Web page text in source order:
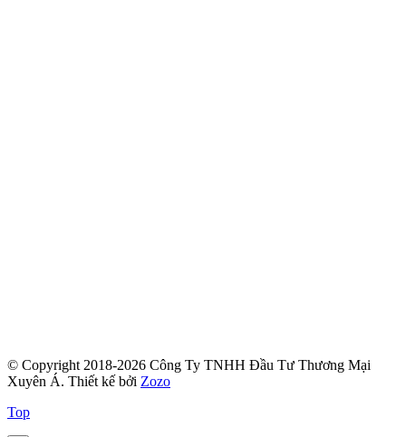
© Copyright 2018-2026 Công Ty TNHH Đầu Tư Thương Mại
Xuyên Á. Thiết kế bởi Zozo
Top